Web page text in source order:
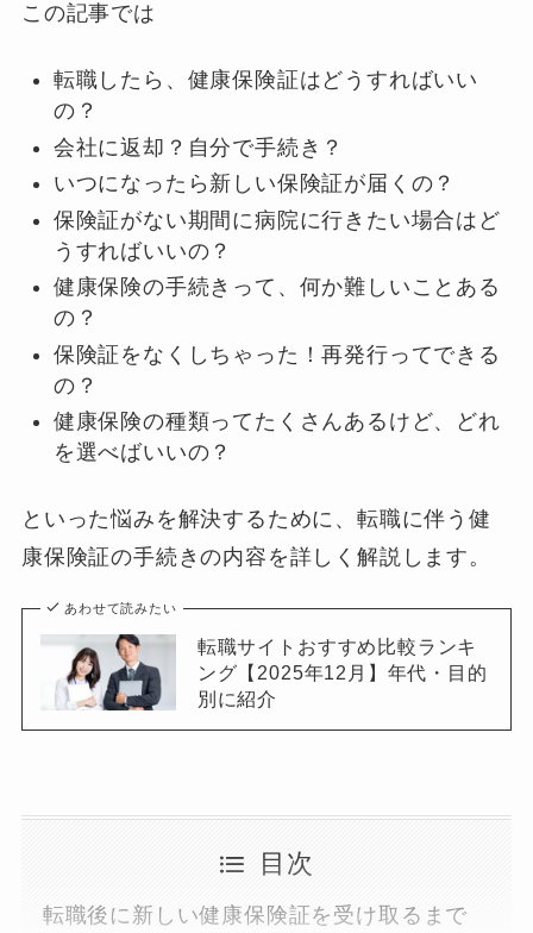
この記事では
転職したら、健康保険証はどうすればいい
の？
会社に返却？自分で手続き？
いつになったら新しい保険証が届くの？
保険証がない期間に病院に行きたい場合はど
うすればいいの？
健康保険の手続きって、何か難しいことある
の？
保険証をなくしちゃった！再発行ってできる
の？
健康保険の種類ってたくさんあるけど、どれ
を選べばいいの？
といった悩みを解決するために、転職に伴う健
康保険証の手続きの内容を詳しく解説します。
あわせて読みたい
転職サイトおすすめ比較ランキ
ング【2025年12月】年代・目的
別に紹介
目次
転職後に新しい健康保険証を受け取るまで